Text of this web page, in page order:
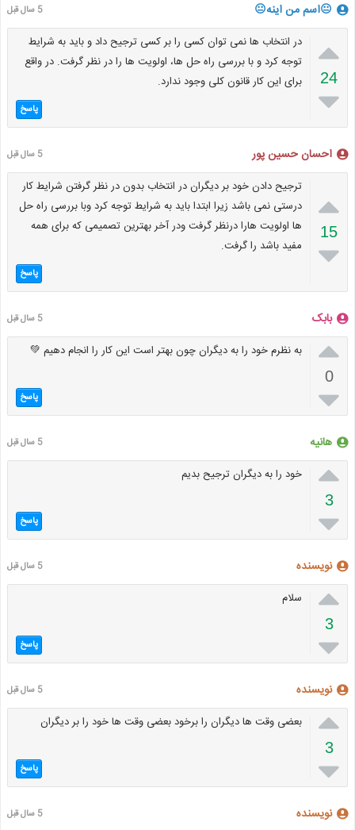
😐اسم من اینه😐 5 سال قبل

24

در انتخاب ها نمی توان کسی را بر کسی ترجیح داد و باید به شرایط
توجه کرد و با بررسی راه حل ها، اولویت ها را در نظر گرفت. در واقع
برای این کار قانون کلی وجود ندارد.
پاسخ
احسان حسین پور 5 سال قبل

15

ترجیح دادن خود بر دیگران در انتخاب بدون در نظر گرفتن شرایط کار
درستی نمی باشد زیرا ابتدا باید به شرایط توجه کرد وبا بررسی راه حل
ها اولویت هارا درنظر گرفت ودر آخر بهترین تصمیمی که برای همه
مفید باشد را گرفت.
پاسخ
بابک 5 سال قبل

0

به نظرم خود را به دیگران چون بهتر است این کار را انجام دهیم 💚
پاسخ
هانیه 5 سال قبل

3

خود را به دیگران ترجیح بدیم
پاسخ
نویسنده 5 سال قبل

3

سلام
پاسخ
نویسنده 5 سال قبل

3

بعضی وقت ها دیگران را برخود بعضی وقت ها خود را بر دیگران
پاسخ
نویسنده 5 سال قبل